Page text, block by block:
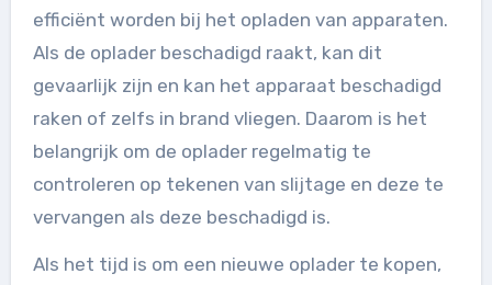
efficiënt worden bij het opladen van apparaten.
Als de oplader beschadigd raakt, kan dit
gevaarlijk zijn en kan het apparaat beschadigd
raken of zelfs in brand vliegen. Daarom is het
belangrijk om de oplader regelmatig te
controleren op tekenen van slijtage en deze te
vervangen als deze beschadigd is.
Als het tijd is om een nieuwe oplader te kopen,